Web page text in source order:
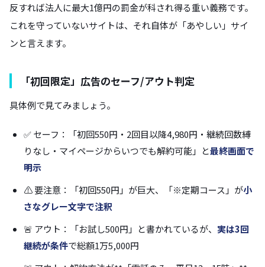
反すれば法人に最大1億円の罰金が科され得る重い義務です。
これを守っていないサイトは、それ自体が「あやしい」サイ
ンと言えます。
「初回限定」広告のセーフ/アウト判定
具体例で見てみましょう。
✅ セーフ：「初回550円・2回目以降4,980円・継続回数縛
りなし・マイページからいつでも解約可能」と最終画面で
明示
⚠️ 要注意：「初回550円」が巨大、「※定期コース」が小
さなグレー文字で注釈
🚨 アウト：「お試し500円」と書かれているが、 実は3回
継続が条件で総額1万5,000円